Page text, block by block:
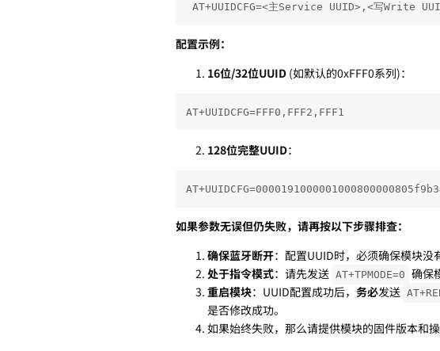
AT+UUIDCFG=<主Service UUID>,<写Write
配置示例：
16位/32位UUID (如默认的0xFFF0系列)：
AT+UUIDCFG=FFF0,FFF2,FFF1
128位完整UUID：
如果参数无误但仍失败，请再按以下步骤排查：
确保蓝牙断开：配置UUID时，必须确保模块没
处于指令模式：请先发送 AT+TPMODE=0 确保
重启模块：UUID配置成功后， 务必发送
是否修改成功。
如果始终失败，那么请提供模块的固件版本和